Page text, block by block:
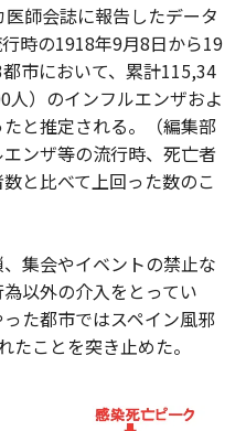
師会誌に報告したデータ
時の1918年9月8日から19
市において、累計115,34
人）のインフルエンザおよ
と推定される。（編集部
ンザ等の流行時、死亡者
と比べて上回った数のこ
集会やイベントの禁止な
以外の介入をとってい
た都市ではスペイン風邪
ことを突き止めた。